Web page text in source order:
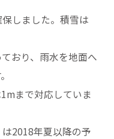
しました。積雪は
おり、雨水を地面へ
まで対応していま
2018年夏以降の予